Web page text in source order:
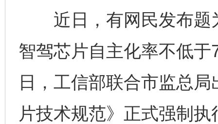
近日，有网民发布题
智驾芯片自主化率不低于
日，工信部联合市监总
片技术规范》正式强制执